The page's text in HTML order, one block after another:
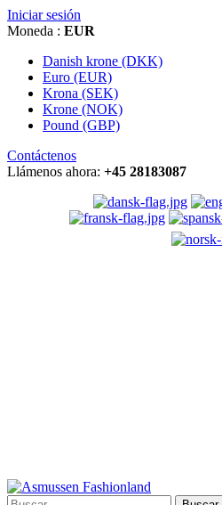
Iniciar sesión
Moneda : EUR
Danish krone (DKK)
Euro (EUR)
Krona (SEK)
Krone (NOK)
Pound (GBP)
Contáctenos
Llámenos ahora: +45 28183087